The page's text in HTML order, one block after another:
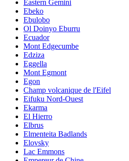
Eastern Gemini
Ebeko
Ebulobo
Ol Doinyo Eburru
Ecuador
Mont Edgecumbe
Edziza
Eggella
Mont Egmont
Egon
Champ volcanique de l'Eifel
Eifuku Nord-Ouest
Ekarma
El Hierro
Elbrus
Elmenteita Badlands
Elovsky
Lac Emmons